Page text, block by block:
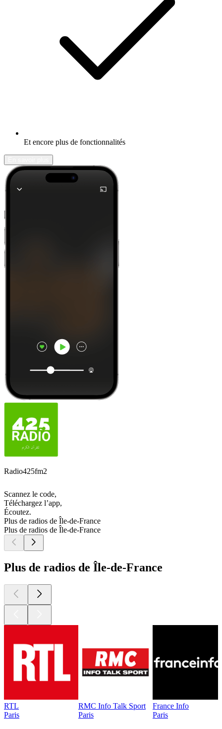
Et encore plus de fonctionnalités
Radio425fm2
Scannez le code,
Téléchargez l’app,
Écoutez.
Plus de radios de Île-de-France
Plus de radios de Île-de-France
Plus de radios de Île-de-France
RTL
Paris
RMC Info Talk Sport
Paris
France Info
Paris